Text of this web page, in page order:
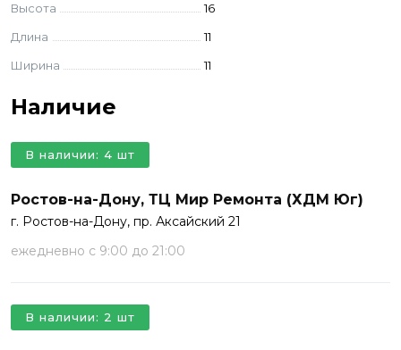
Высота
16
Длина
11
Ширина
11
Наличие
Ростов-на-Дону, ТЦ Мир Ремонта (ХДМ Юг)
г. Ростов-на-Дону, пр. Аксайский 21
ежедневно с 9:00 до 21:00
В наличии: 4 шт
В наличии: 2 шт